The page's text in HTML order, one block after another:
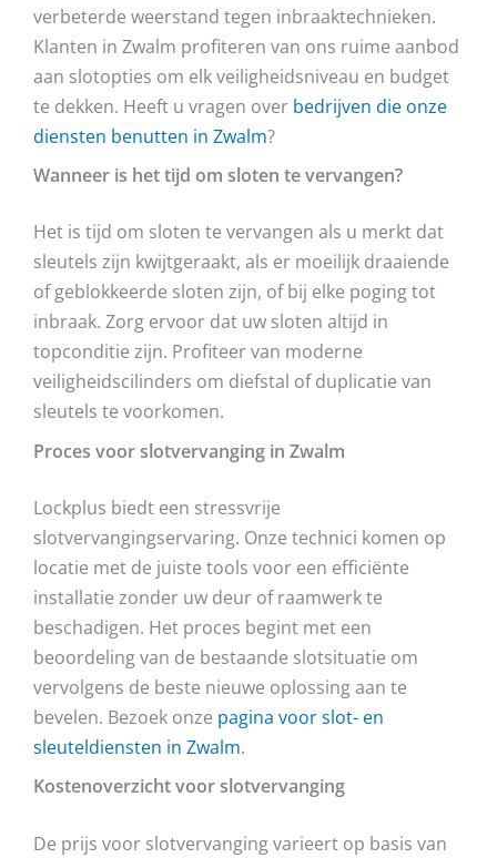
verbeterde weerstand tegen inbraaktechnieken.
Klanten in Zwalm profiteren van ons ruime aanbod
aan slotopties om elk veiligheidsniveau en budget
te dekken. Heeft u vragen over bedrijven die onze
diensten benutten in Zwalm?
Wanneer is het tijd om sloten te vervangen?
Het is tijd om sloten te vervangen als u merkt dat
sleutels zijn kwijtgeraakt, als er moeilijk draaiende
of geblokkeerde sloten zijn, of bij elke poging tot
inbraak. Zorg ervoor dat uw sloten altijd in
topconditie zijn. Profiteer van moderne
veiligheidscilinders om diefstal of duplicatie van
sleutels te voorkomen.
Proces voor slotvervanging in Zwalm
Lockplus biedt een stressvrije
slotvervangingservaring. Onze technici komen op
locatie met de juiste tools voor een efficiënte
installatie zonder uw deur of raamwerk te
beschadigen. Het proces begint met een
beoordeling van de bestaande slotsituatie om
vervolgens de beste nieuwe oplossing aan te
bevelen. Bezoek onze pagina voor slot- en
sleuteldiensten in Zwalm.
Kostenoverzicht voor slotvervanging
De prijs voor slotvervanging varieert op basis van